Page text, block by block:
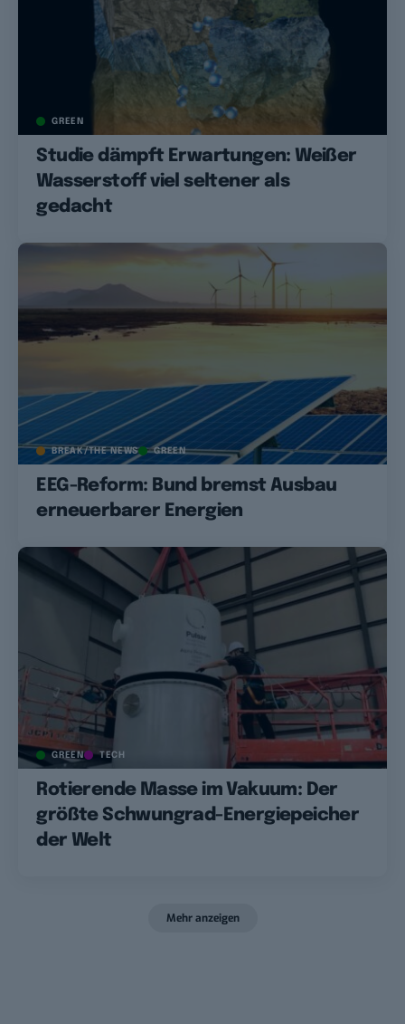
GREEN
Studie dämpft Erwartungen: Weißer
Wasserstoff viel seltener als
gedacht
BREAK/THE NEWS GREEN
EEG-Reform: Bund bremst Ausbau
erneuerbarer Energien
GREEN TECH
Rotierende Masse im Vakuum: Der
größte Schwungrad-Energiepeicher
der Welt
Mehr anzeigen